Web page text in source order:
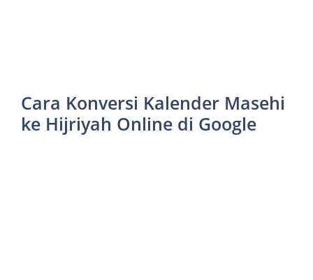
Cara Konversi Kalender Masehi
ke Hijriyah Online di Google